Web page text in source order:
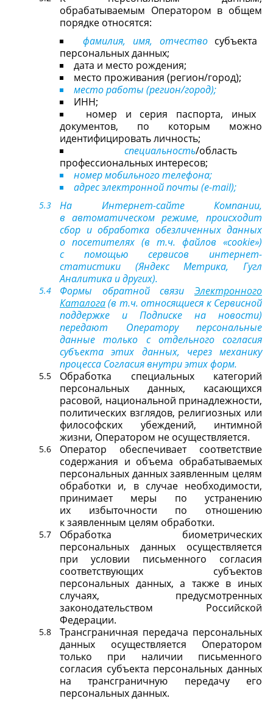
обрабатываемым Оператором в общем
порядке относятся:
фамилия, имя, отчествосубъекта
персональных данных;
дата и место рождения;
место проживания (регион/город);
место работы (регион/город);
ИНН;
номер и серия паспорта, иных
документов, по которым можно
идентифицировать личность;
специальность/область
профессиональных интересов;
номер мобильного телефона;
адрес электронной почты (e-mail);
На Интернет-сайте Компании,
в автоматическом режиме, происходит
сбор и обработка обезличенных данных
о посетителях (в т.ч. файлов «cookie»)
с помощью сервисов интернет-
статистики (Яндекс Метрика, Гугл
Аналитика и других).
Формы обратной связи Электронного
Каталога(в т.ч. относящиеся к Сервисной
поддержке и Подписке на новости)
передают Оператору персональные
данные только с отдельного согласия
субъекта этих данных, через механику
процесса Согласия внутри этих форм.
Обработка специальных категорий
персональных данных, касающихся
расовой, национальной принадлежности,
политических взглядов, религиозных или
философских убеждений, интимной
жизни, Оператором не осуществляется.
Оператор обеспечивает соответствие
содержания и объема обрабатываемых
персональных данных заявленным целям
обработки и, в случае необходимости,
принимает меры по устранению
их избыточности по отношению
к заявленным целям обработки.
Обработка биометрических
персональных данных осуществляется
при условии письменного согласия
соответствующих субъектов
персональных данных, а также в иных
случаях, предусмотренных
законодательством Российской
Федерации.
Трансграничная передача персональных
данных осуществляется Оператором
только при наличии письменного
согласия субъекта персональных данных
на трансграничную передачу его
персональных данных.